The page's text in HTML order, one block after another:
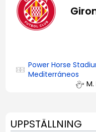
Power Horse
Mediterráneos
UPPSTÄLLNING